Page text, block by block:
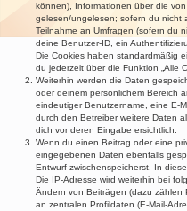
können), Informationen über die
gelesen/ungelesen; sofern du nicht
Teilnahme an Umfragen (sofern du
deine Benutzer-ID, ein
Die Cookies haben standardmäßig
du jederzeit über die Funktion „Alle
Weiterhin werden die Daten
oder deinem persönlichem Bereich
eindeutiger Benutzername, eine E-
durch den Betreiber weitere Daten
dich vor deren Eingabe ersichtlich.
Wenn du einen Beitrag oder eine
eingegebenen Daten ebenfalls
Entwurf zwischenspeicherst. In
Die IP-Adresse wird weiterhin bei
Ändern von Beiträgen (dazu zählen
an zentralen Profildaten (E-Mail-